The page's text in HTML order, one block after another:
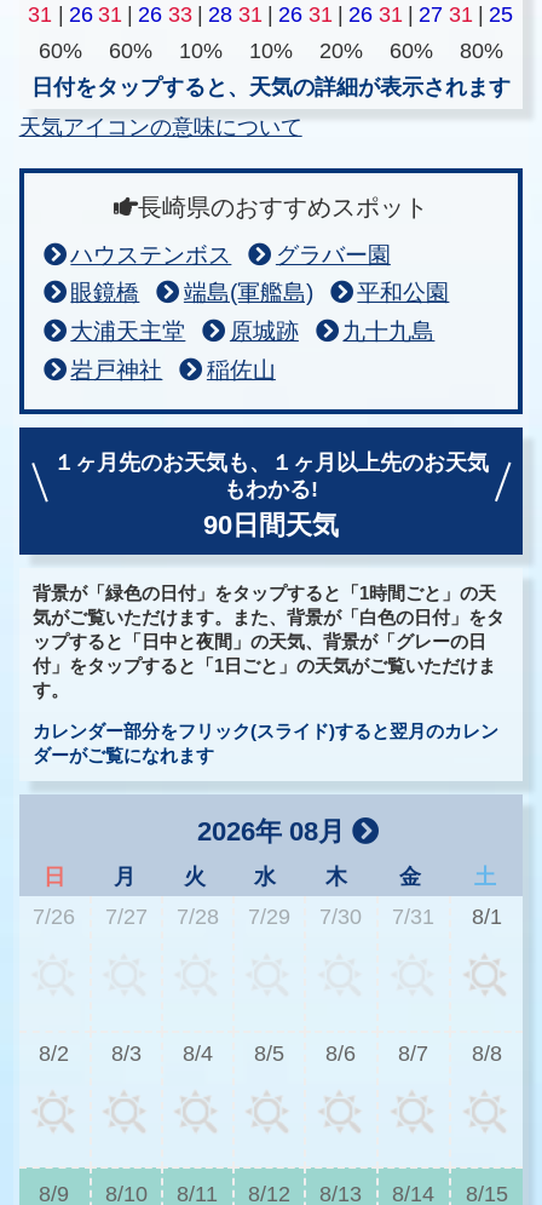
31 | 26 31 | 26 33 | 28 31 | 26 31 | 26 31 | 27 31 | 25
60%
60% 10% 10% 20% 60%
80%
日付をタップすると、天気の詳細が表示されます
天気アイコンの意味について
長崎県のおすすめスポット
ハウステンボス
グラバー園
眼鏡橋
端島(軍艦島)
平和公園
大浦天主堂
原城跡
九十九島
岩戸神社
稲佐山
１ヶ月先のお天気も、
１ヶ月以上先のお天気
もわかる!
90日間天気
背景が「緑色の日付」をタップすると「1時間ごと」の天
気がご覧いただけます。また、背景が「白色の日付」をタ
ップすると「日中と夜間」の天気、背景が「グレーの日
付」をタップすると「1日ごと」の天気がご覧いただけま
す。
カレンダー部分をフリック(スライド)すると翌月のカレン
ダーがご覧になれます
2026年 08月
日 月 火 水 木 金
土
7/26
7/27 7/28 7/29 7/30 7/31 8/1
8/2 8/3 8/4 8/5 8/6 8/7 8/8
8/9 8/10 8/11 8/12 8/13 8/14 8/15